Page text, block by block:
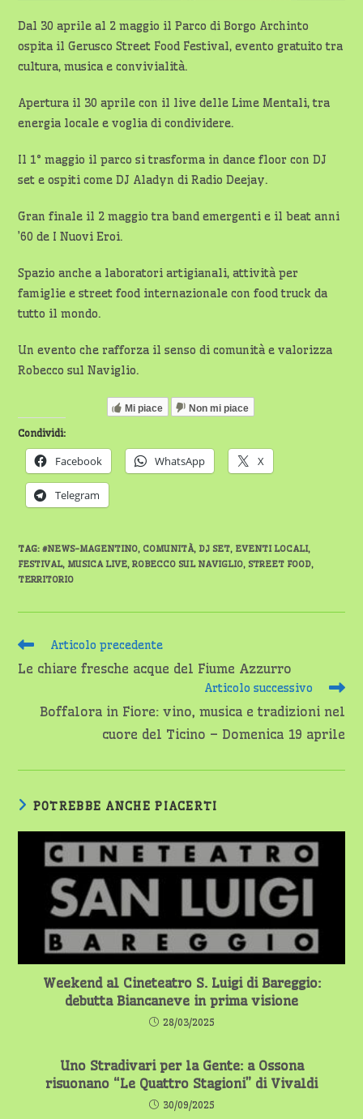
Dal 30 aprile al 2 maggio il Parco di Borgo Archinto
ospita il Gerusco Street Food Festival, evento gratuito tra
cultura, musica e convivialità.
Apertura il 30 aprile con il live delle Lime Mentali, tra
energia locale e voglia di condividere.
Il 1° maggio il parco si trasforma in dance floor con DJ
set e ospiti come DJ Aladyn di Radio Deejay.
Gran finale il 2 maggio tra band emergenti e il beat anni
’60 de I Nuovi Eroi.
Spazio anche a laboratori artigianali, attività per
famiglie e street food internazionale con food truck da
tutto il mondo.
Un evento che rafforza il senso di comunità e valorizza
Robecco sul Naviglio.
Mi piace Non mi piace
Condividi:
Facebook WhatsApp X
Telegram
TAG:#NEWS-MAGENTINO, COMUNITÀ, DJ SET, EVENTI LOCALI,
FESTIVAL, MUSICA LIVE, ROBECCO SUL NAVIGLIO, STREET FOOD,
TERRITORIO
Leggi
articoli
Articolo precedente
Le chiare fresche acque del Fiume Azzurro
Articolo successivo
Boffalora in Fiore: vino, musica e tradizioni nel
cuore del Ticino – Domenica 19 aprile
POTREBBE ANCHE PIACERTI
Weekend al Cineteatro S. Luigi di Bareggio:
debutta Biancaneve in prima visione
28/03/2025
Uno Stradivari per la Gente: a Ossona
risuonano “Le Quattro Stagioni” di Vivaldi
30/09/2025